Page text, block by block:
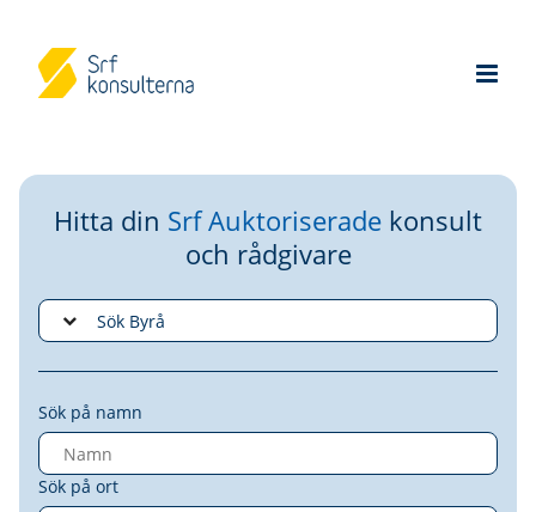
Hitta din Srf Auktoriserade konsult
och rådgivare
Sök på namn
Sök på ort